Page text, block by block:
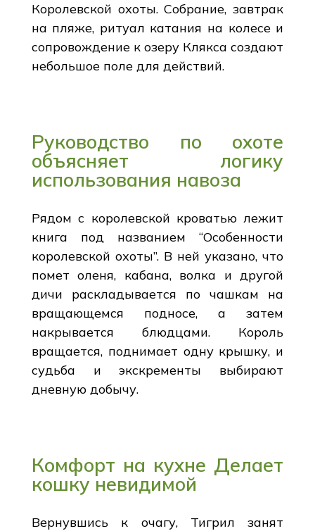
Королевской охоты. Собрание, завтрак
на пляже, ритуал катания на колесе и
сопровождение к озеру Клякса создают
небольшое поле для действий.
Руководство по охоте
объясняет логику
использования навоза
Рядом с королевской кроватью лежит
книга под названием “Особенности
королевской охоты”. В ней указано, что
помет оленя, кабана, волка и другой
дичи раскладывается по чашкам на
вращающемся подносе, а затем
накрывается блюдцами. Король
вращается, поднимает одну крышку, и
судьба и экскременты выбирают
дневную добычу.
Комфорт на кухне Делает
кошку невидимой
Вернувшись к очагу, Тигрил занят